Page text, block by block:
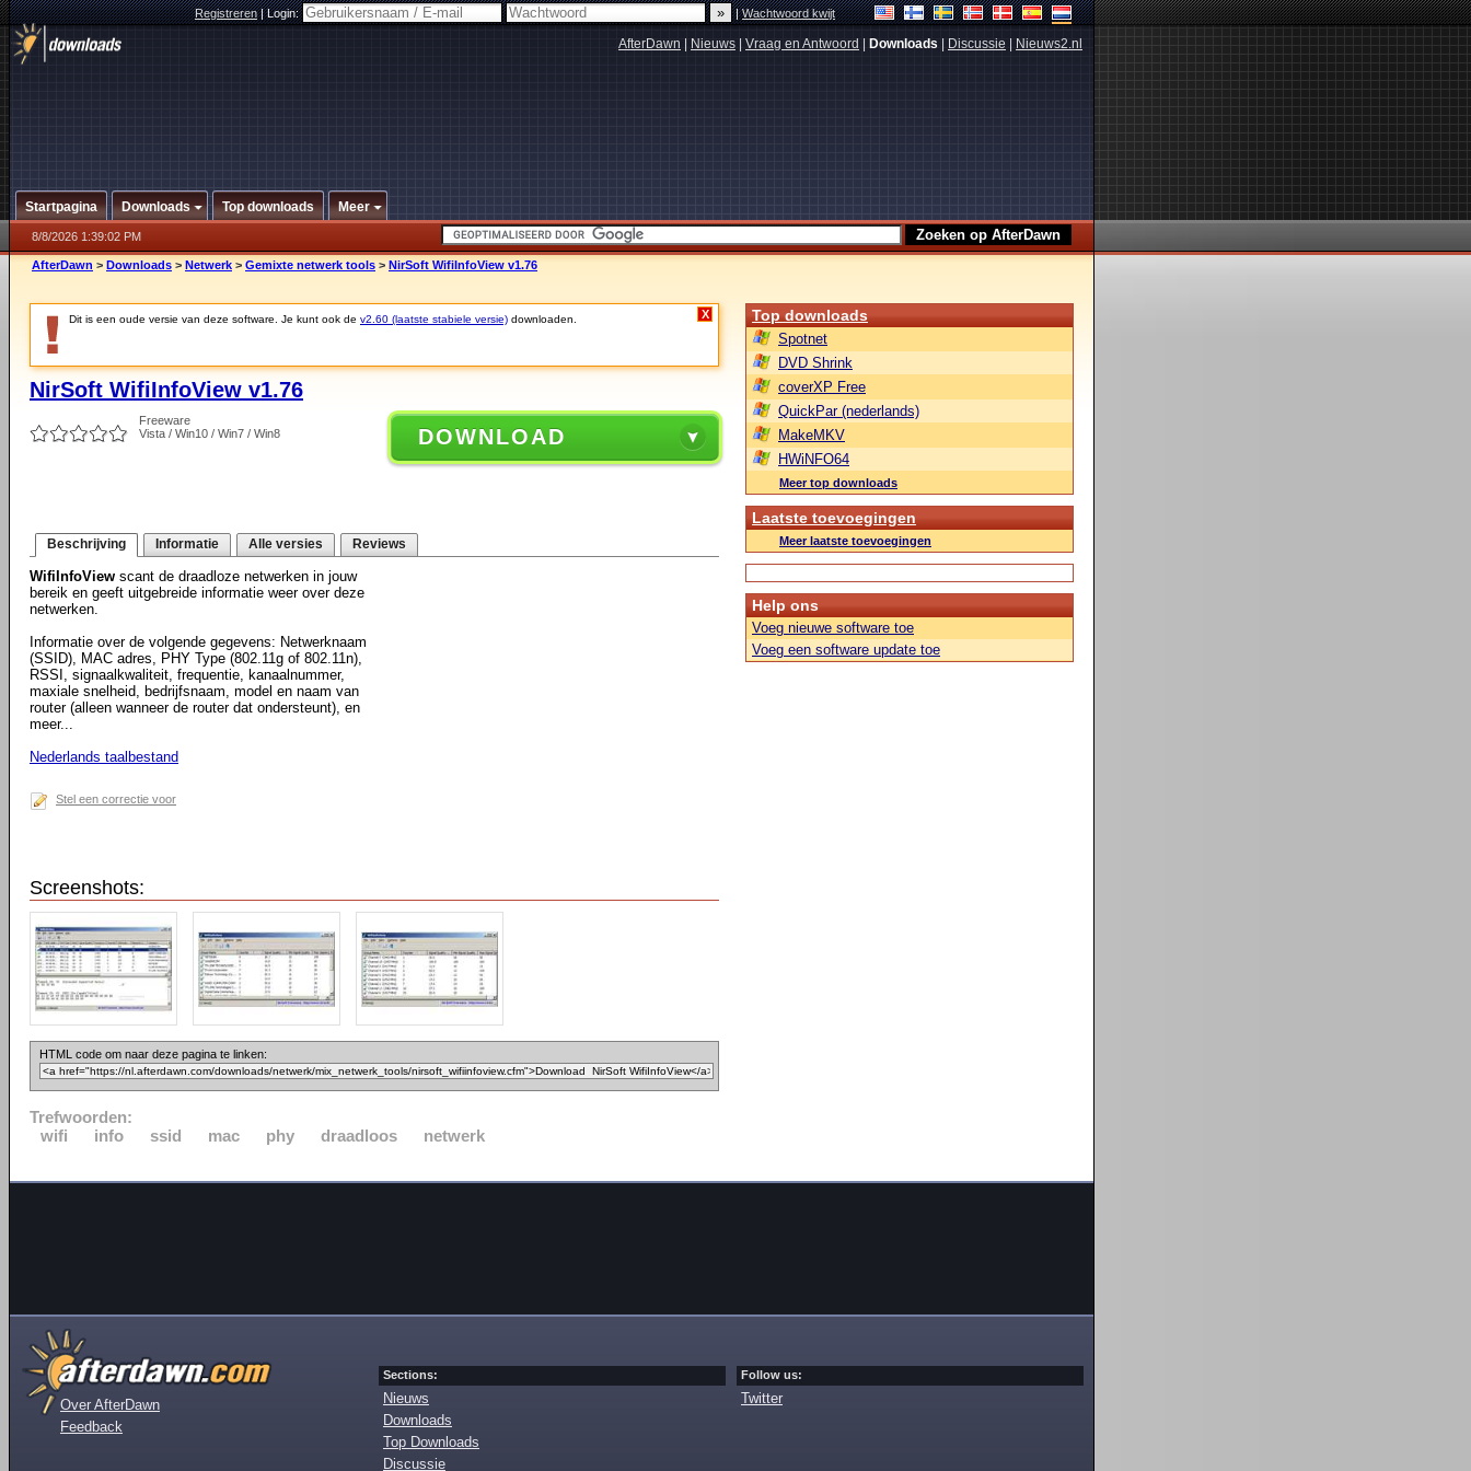
Registreren|Login: |Wachtwoord kwijt
AfterDawn Nieuws Vraag en Antwoord Downloads Discussie Nieuws2.nl
Startpagina Downloads Top downloads Meer
8/8/2026 1:39:02 PM
AfterDawn > Downloads > Netwerk > Gemixte netwerk tools > NirSoft WifiInfoView v1.76
Dit is een oude versie van deze software. Je kunt ook de v2.60 (laatste stabiele versie) downloaden. X
NirSoft WifiInfoView v1.76
Freeware
Vista / Win10 / Win7 / Win8
DOWNLOAD
Beschrijving Informatie Alle versies Reviews
WifiInfoView scant de draadloze netwerken in jouw
bereik en geeft uitgebreide informatie weer over deze
netwerken.
Informatie over de volgende gegevens: Netwerknaam
(SSID), MAC adres, PHY Type (802.11g of 802.11n),
RSSI, signaalkwaliteit, frequentie, kanaalnummer,
maxiale snelheid, bedrijfsnaam, model en naam van
router (alleen wanneer de router dat ondersteunt), en
meer...
Nederlands taalbestand
Stel een correctie voor
Screenshots:
HTML code om naar deze pagina te linken:
Trefwoorden:
wifi
info ssid mac phy draadloos netwerk
Top downloads
Spotnet
DVD Shrink
coverXP Free
QuickPar (nederlands)
MakeMKV
HWiNFO64
Meer top downloads
Laatste toevoegingen
Meer laatste toevoegingen
Help ons
Voeg nieuwe software toe
Voeg een software update toe
Over AfterDawn
Feedback
Sections:
Nieuws
Downloads
Top Downloads
Discussie
Follow us:
Twitter